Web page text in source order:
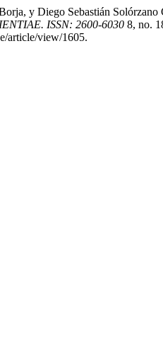
y Diego Sebastián
ISSN: 2600-6030 8, no.
article/view/1605.